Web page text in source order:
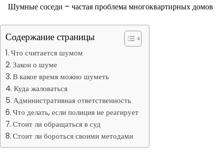
Шумные соседи – частая проблема многоквартирных домов
Содержание страницы
Что считается шумом
Закон о шуме
В какое время можно шуметь
Куда жаловаться
Административная ответственность
Что делать, если полиция не реагирует
Стоит ли обращаться в суд
Стоит ли бороться своими методами